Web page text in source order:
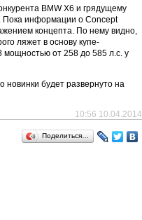
BMW X6 и грядущему
Пока информации о Concept
концепта. По нему видно,
ляжет в основу купе-
мощностью от 258 до 585 л.с. у
новинки будет развернуто на
10:56 10.04.2014
Поделиться…